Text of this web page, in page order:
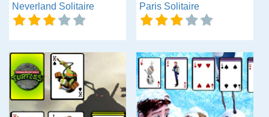
Neverland Solitaire Paris Solitaire